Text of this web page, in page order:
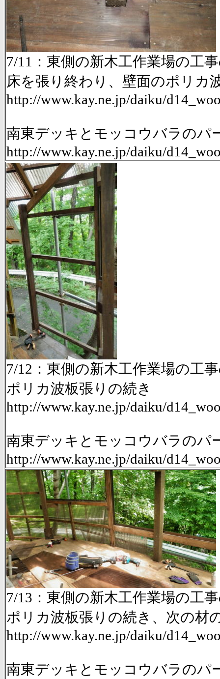
7/11：東側の新木工作業場の工事
床を張り終わり、壁面のポリカ
http://www.kay.ne.jp/daiku/
南東デッキとモッコウバラのパ
http://www.kay.ne.jp/daiku/
7/12：東側の新木工作業場の工事
ポリカ波板張りの続き
http://www.kay.ne.jp/daiku/
南東デッキとモッコウバラのパ
http://www.kay.ne.jp/daiku/
7/13：東側の新木工作業場の工事
ポリカ波板張りの続き、次の材
http://www.kay.ne.jp/daiku/
南東デッキとモッコウバラのパ